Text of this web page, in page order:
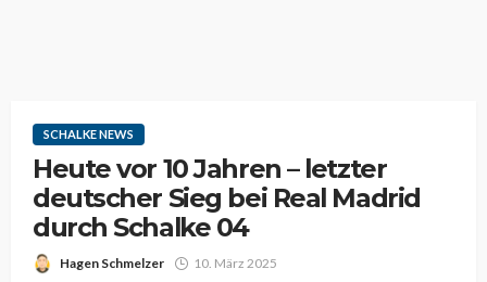
SCHALKE NEWS
Heute vor 10 Jahren – letzter
deutscher Sieg bei Real Madrid
durch Schalke 04
Hagen Schmelzer 10. März 2025